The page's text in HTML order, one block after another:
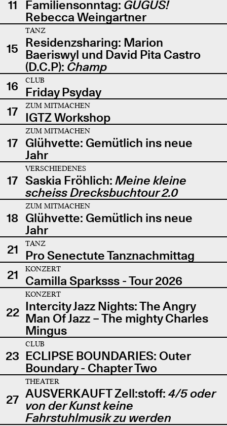
11
Familiensonntag: GUGUS!
Rebecca Weingartner
15
TANZ
Residenzsharing: Marion
Baeriswyl und David Pita Castro
(D.C.P): Champ
16
CLUB
Friday Psyday
17
ZUM MITMACHEN
IGTZ Workshop
17
ZUM MITMACHEN
Glühvette: Gemütlich ins neue
Jahr
17
VERSCHIEDENES
Saskia Fröhlich: Meine kleine
scheiss Drecksbuchtour 2.0
18
ZUM MITMACHEN
Glühvette: Gemütlich ins neue
Jahr
21
TANZ
Pro Senectute Tanznachmittag
21
KONZERT
Camilla Sparksss - Tour 2026
22
KONZERT
Intercity Jazz Nights: The Angry
Man Of Jazz – The mighty Charles
Mingus
23
CLUB
ECLIPSE BOUNDARIES: Outer
Boundary - Chapter Two
27
THEATER
AUSVERKAUFT Zell:stoff: 4/5 oder
von der Kunst keine
Fahrstuhlmusik zu werden